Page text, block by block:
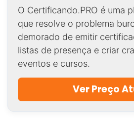
O Certificando.PRO é uma
que resolve o problema
demorado de emitir
listas de presença e criar
eventos e cursos.
Ver Preço